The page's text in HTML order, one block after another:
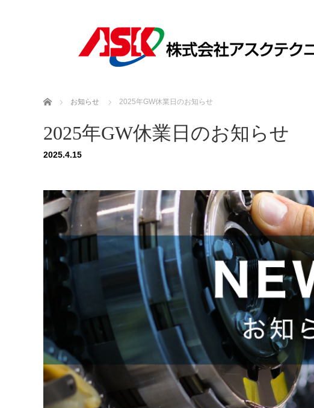
ホーム お知らせ 2025年GW休業日のお知らせ
2025年GW休業日のお知らせ
2025.4.15